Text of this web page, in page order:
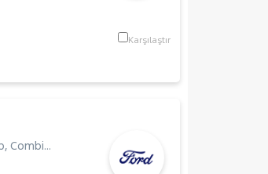
Karşılaştır
, Combi Camlı